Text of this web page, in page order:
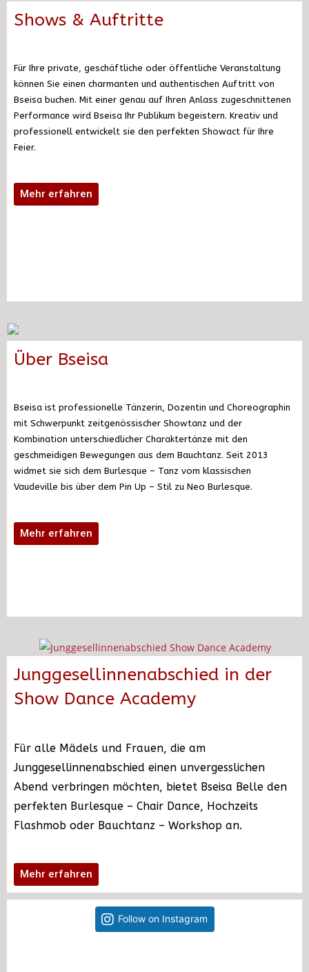
Shows & Auftritte
Für Ihre private, geschäftliche oder öffentliche Veranstaltung
können Sie einen charmanten und authentischen Auftritt von
Bseisa buchen. Mit einer genau auf Ihren Anlass zugeschnittenen
Performance wird Bseisa Ihr Publikum begeistern. Kreativ und
professionell entwickelt sie den perfekten Showact für Ihre
Feier.
Mehr erfahren
Über Bseisa
Bseisa ist professionelle Tänzerin, Dozentin und Choreographin
mit Schwerpunkt zeitgenössischer Showtanz und der
Kombination unterschiedlicher Charaktertänze mit den
geschmeidigen Bewegungen aus dem Bauchtanz. Seit 2013
widmet sie sich dem Burlesque – Tanz vom klassischen
Vaudeville bis über dem Pin Up – Stil zu Neo Burlesque.
Mehr erfahren
Junggesellinnenabschied in der
Show Dance Academy
Für alle Mädels und Frauen, die am
Junggesellinnenabschied einen unvergesslichen
Abend verbringen möchten, bietet Bseisa Belle den
perfekten Burlesque – Chair Dance, Hochzeits
Flashmob oder Bauchtanz – Workshop an.
Mehr erfahren
Follow on Instagram